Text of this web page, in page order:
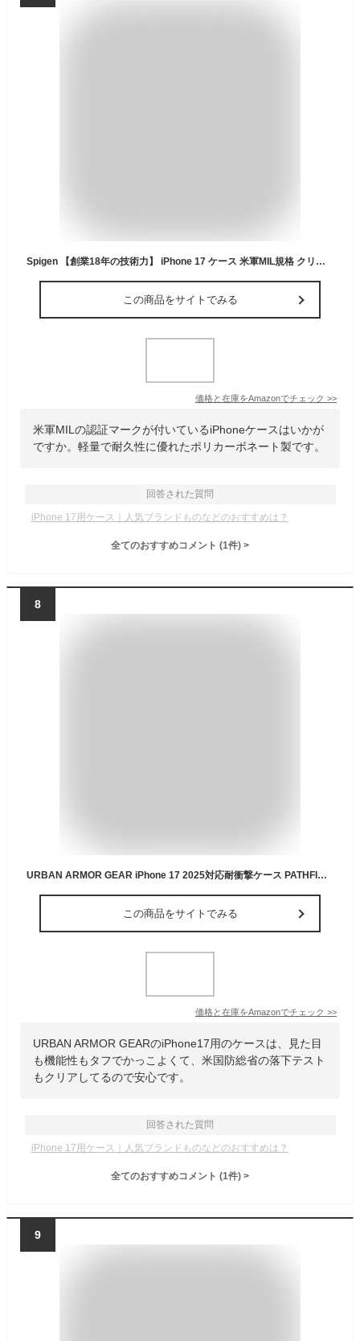
Spigen 【創業18年の技術力】 iPhone 17 ケース 米軍MIL規格 クリア 透明 ストラップホール 耐衝撃 ウルトラ・ハイブリッド (クリスタル・クリア) ACS10080
この商品をサイトでみる
価格と在庫をAmazonでチェック >>
米軍MILの認証マークが付いているiPhoneケースはいかが
ですか。軽量で耐久性に優れたポリカーボネート製です。
回答された質問
iPhone 17用ケース｜人気ブランドものなどのおすすめは？
全てのおすすめコメント (1件) >
8
URBAN ARMOR GEAR iPhone 17 2025対応耐衝撃ケース PATHFINDER CLEAR MAGSAFE アイス/シルバー 【正規日本代理店品】 UAG-IPH25MB-MS-I/S
この商品をサイトでみる
価格と在庫をAmazonでチェック >>
URBAN ARMOR GEARのiPhone17用のケースは、見た目
も機能性もタフでかっこよくて、米国防総省の落下テスト
もクリアしてるので安心です。
回答された質問
iPhone 17用ケース｜人気ブランドものなどのおすすめは？
全てのおすすめコメント (1件) >
9